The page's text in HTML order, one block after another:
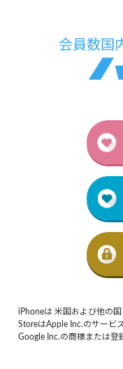
iPhoneは 米国および他の
StoreはApple Inc.のサービ
Google Inc.の商標または登